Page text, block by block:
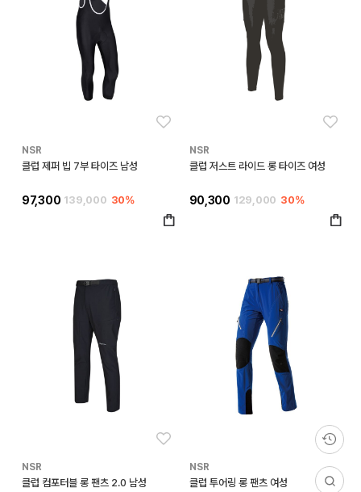
NSR
클럽 제퍼 빕 7부 타이즈 남성
97,300 139,000 30%
NSR
클럽 저스트 라이드 롱 타이즈 여성
90,300 129,000 30%
NSR
클럽 컴포터블 롱 팬츠 2.0 남성
NSR
클럽 투어링 롱 팬츠 여성